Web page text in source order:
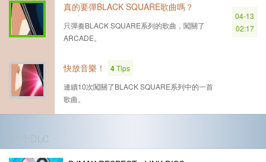
真的要彈BLACK SQUARE歌曲嗎？
只彈奏BLACK SQUARE系列的歌曲，闖關了
ARCADE。
04-13
02:17
快放音樂！ 4Tips
連續10次闖關了BLACK SQUARE系列中的一首
歌曲。